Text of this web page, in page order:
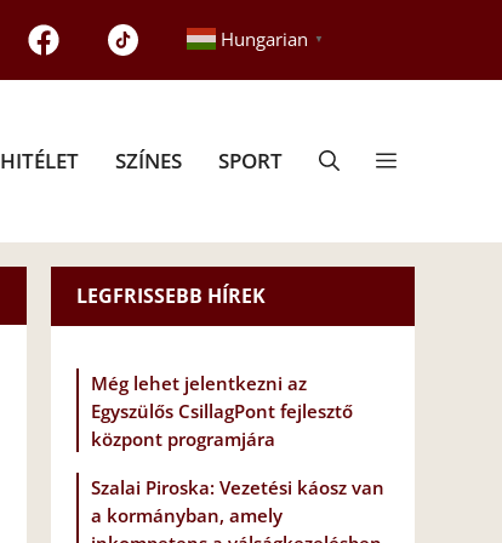
Hungarian ▼
HITÉLET SZÍNES SPORT
LEGFRISSEBB HÍREK
Még lehet jelentkezni az
Egyszülős CsillagPont fejlesztő
központ programjára
Szalai Piroska: Vezetési káosz van
a kormányban, amely